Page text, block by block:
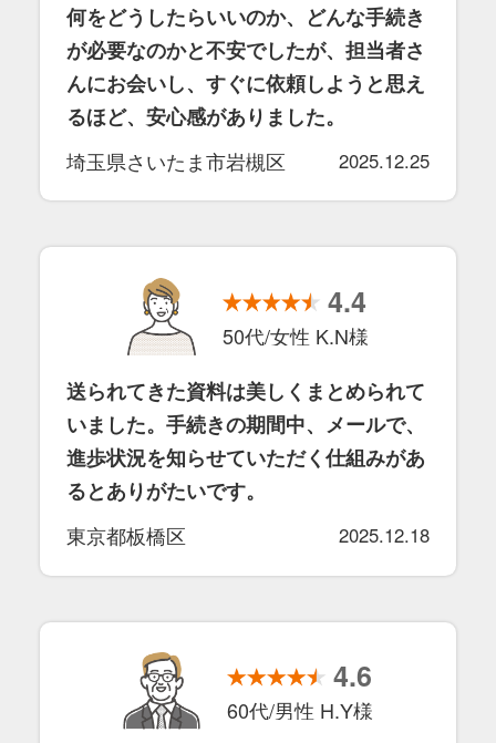
何をどうしたらいいのか、どんな手続き
が必要なのかと不安でしたが、担当者さ
んにお会いし、すぐに依頼しようと思え
るほど、安心感がありました。
埼玉県さいたま市岩槻区
2025.12.25
4.4
50代/女性 K.N様
送られてきた資料は美しくまとめられて
いました。手続きの期間中、メールで、
進歩状況を知らせていただく仕組みがあ
るとありがたいです。
東京都板橋区
2025.12.18
4.6
60代/男性 H.Y様